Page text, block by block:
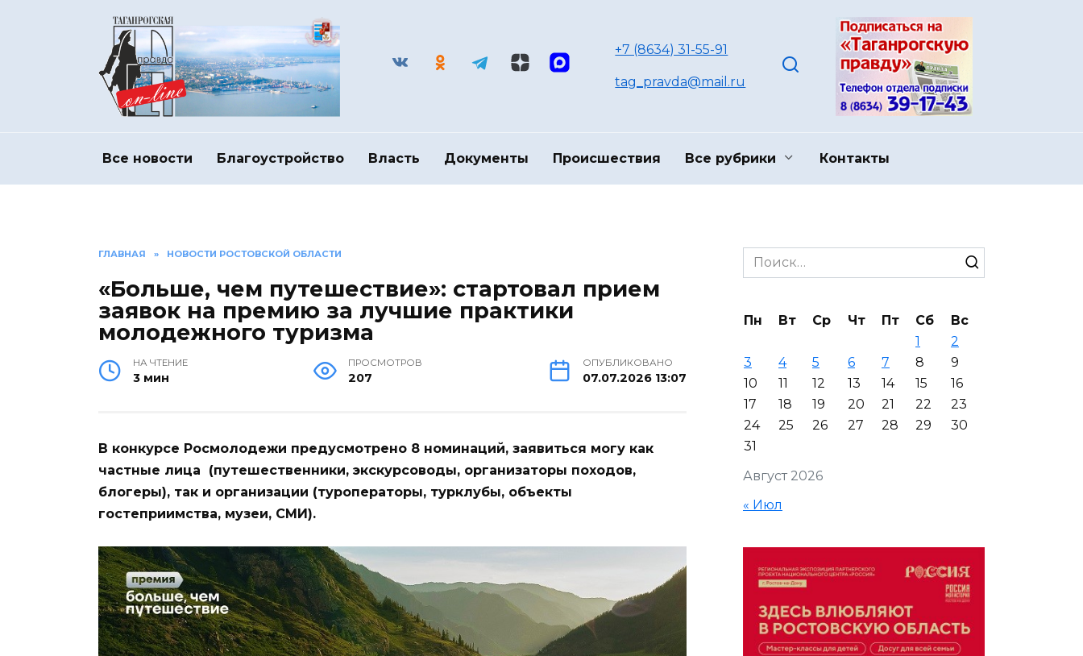
+7 (8634) 31-55-91
tag_pravda@mail.ru
Все новости Благоустройство Власть Документы Происшествия Все рубрики Контакты
ГЛАВНАЯ » НОВОСТИ РОСТОВСКОЙ ОБЛАСТИ
«Больше, чем путешествие»: стартовал прием
заявок на премию за лучшие практики
молодежного туризма
НА ЧТЕНИЕ
3 мин
ПРОСМОТРОВ
207
ОПУБЛИКОВАНО
07.07.2026 13:07
В конкурсе Росмолодежи предусмотрено 8 номинаций, заявиться могу как
частные лица (путешественники, экскурсоводы, организаторы походов,
блогеры), так и организации (туроператоры, турклубы, объекты
гостеприимства, музеи, СМИ).
Search
for:
Август 2026
Пн Вт Ср Чт Пт Сб
Вс
1
2
3
4 5 6 7 8
9
10
11 12 13 14 15
16
17
18 19 20 21 22
23
24
25 26 27 28 29
30
31
« Июл